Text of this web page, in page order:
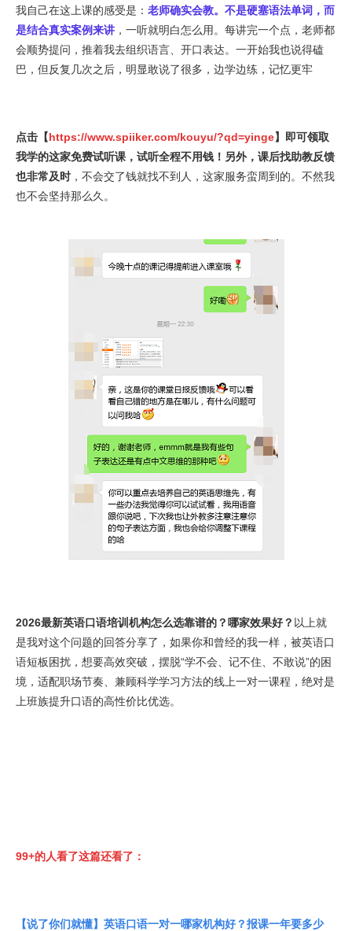
我自己在这上课的感受是： 老师确实会教。不是硬塞语法单词，而
是结合真实案例来讲 ，一听就明白怎么用。每讲完一个点，老师都
会顺势提问，推着我去组织语言、开口表达。一开始我也说得磕
巴，但反复几次之后，明显敢说了很多，边学边练，记忆更牢
点击【https://www.spiiker.com/kouyu/?qd=yinge】即可领取
我学的这家免费试听课，试听全程不用钱！另外，课后找助教反馈
也非常及时 ，不会交了钱就找不到人，这家服务蛮周到的。不然我
也不会坚持那么久。
2026最新英语口语培训机构怎么选靠谱的？哪家效果好？ 以上就
是我对这个问题的回答分享了，如果你和曾经的我一样，被英语口
语短板困扰，想要高效突破，摆脱“学不会、记不住、不敢说”的困
境，适配职场节奏、兼顾科学学习方法的线上一对一课程，绝对是
上班族提升口语的高性价比优选。
99+的人看了这篇还看了：
【说了你们就懂】英语口语一对一哪家机构好？报课一年要多少